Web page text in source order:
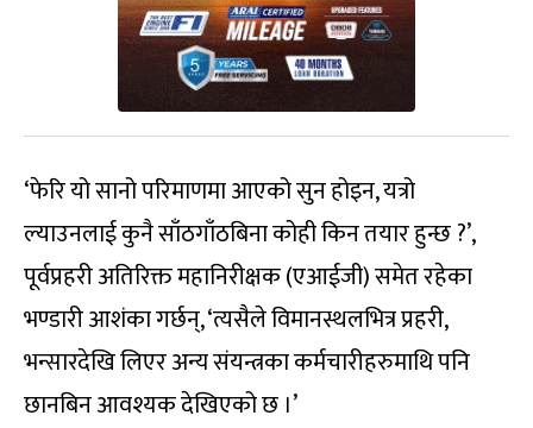
‘फेरि यो सानो परिमाणमा आएको सुन होइन, यत्रो
ल्याउनलाई कुनै साँठगाँठबिना कोही किन तयार हुन्छ ?’,
पूर्वप्रहरी अतिरिक्त महानिरीक्षक (एआईजी) समेत रहेका
भण्डारी आशंका गर्छन्, ‘त्यसैले विमानस्थलभित्र प्रहरी,
भन्सारदेखि लिएर अन्य संयन्त्रका कर्मचारीहरुमाथि पनि
छानबिन आवश्यक देखिएको छ ।’